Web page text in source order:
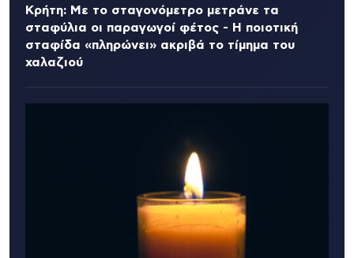
Κρήτη: Με το σταγονόμετρο μετράνε τα
σταφύλια οι παραγωγοί φέτος - Η ποιοτική
σταφίδα «πληρώνει» ακριβά το τίμημα του
χαλαζιού